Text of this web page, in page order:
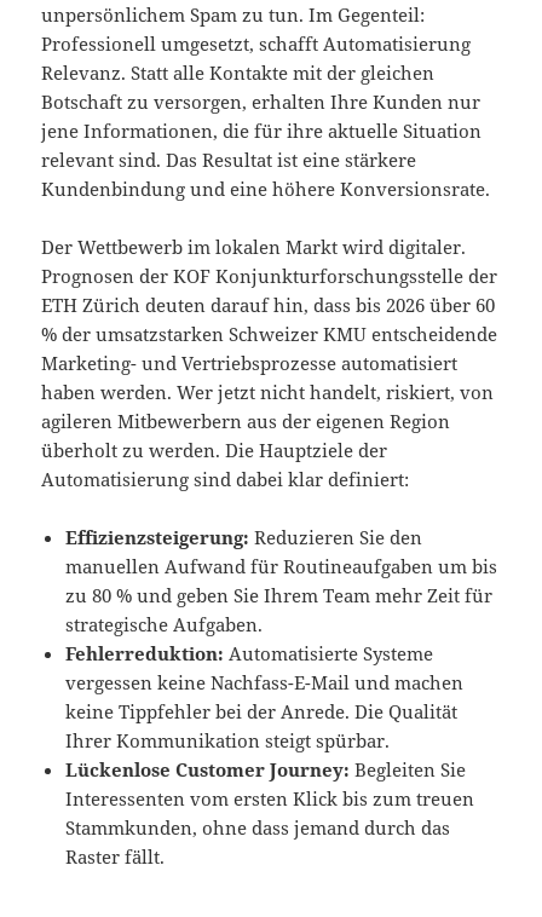
unpersönlichem Spam zu tun. Im Gegenteil:
Professionell umgesetzt, schafft Automatisierung
Relevanz. Statt alle Kontakte mit der gleichen
Botschaft zu versorgen, erhalten Ihre Kunden nur
jene Informationen, die für ihre aktuelle Situation
relevant sind. Das Resultat ist eine stärkere
Kundenbindung und eine höhere Konversionsrate.
Der Wettbewerb im lokalen Markt wird digitaler.
Prognosen der KOF Konjunkturforschungsstelle der
ETH Zürich deuten darauf hin, dass bis 2026 über 60
% der umsatzstarken Schweizer KMU entscheidende
Marketing- und Vertriebsprozesse automatisiert
haben werden. Wer jetzt nicht handelt, riskiert, von
agileren Mitbewerbern aus der eigenen Region
überholt zu werden. Die Hauptziele der
Automatisierung sind dabei klar definiert:
Effizienzsteigerung: Reduzieren Sie den
manuellen Aufwand für Routineaufgaben um bis
zu 80 % und geben Sie Ihrem Team mehr Zeit für
strategische Aufgaben.
Fehlerreduktion: Automatisierte Systeme
vergessen keine Nachfass-E-Mail und machen
keine Tippfehler bei der Anrede. Die Qualität
Ihrer Kommunikation steigt spürbar.
Lückenlose Customer Journey: Begleiten Sie
Interessenten vom ersten Klick bis zum treuen
Stammkunden, ohne dass jemand durch das
Raster fällt.